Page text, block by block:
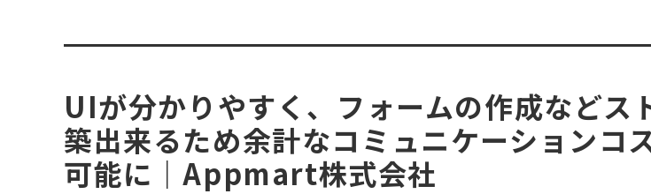
導入事例
導入事
導入事例
UIが分かりやすく、フォームの作成などス
築出来るため余計なコミュニケーションコ
可能に｜Appmart株式会社